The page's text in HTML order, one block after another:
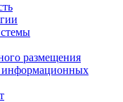
размещения
информационных